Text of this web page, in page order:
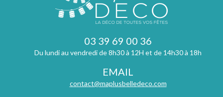
03 39 69 00 36
Du lundi au vendredi de 8h30 à 12H et de 14h30 à 18h
EMAIL
contact@maplusbelledeco.com